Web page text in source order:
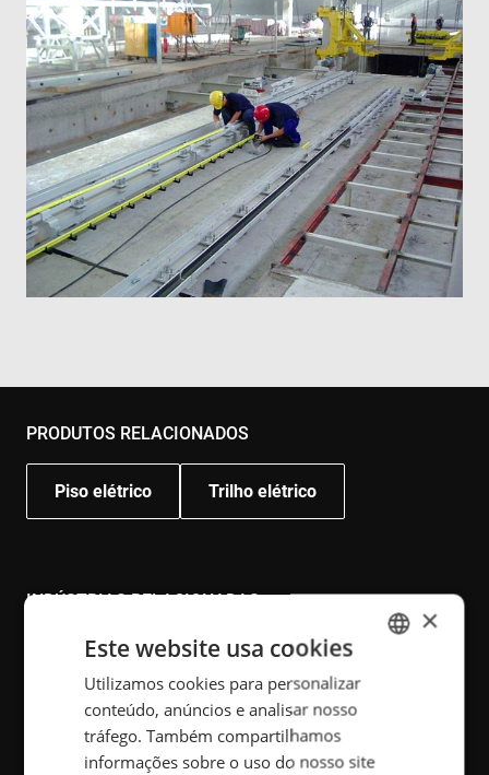
PRODUTOS RELACIONADOS
Piso elétrico Trilho elétrico
INDÚSTRIAS RELACIONADAS
Manuseamento de material
Montagem de produção
ENGLISH
POLISH
FRENCH
×
Este website usa cookies
Utilizamos cookies para personalizar
conteúdo, anúncios e analisar nosso
tráfego. Também compartilhamos
informações sobre o uso do nosso site